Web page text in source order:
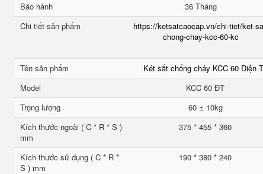
Bảo hành
36 Tháng
Chi tiết sản phẩm
https://ketsatcaocap.vn/chi-tiet/ket-
chong-chay-kcc-60-kc
Tên sản phẩm
Két sắt chống cháy KCC 60 Điện
Model
KCC 60 ĐT
Trọng lượng
60 ± 10kg
Kích thước ngoài ( C * R * S )
mm
375 * 455 * 360
Kích thước sử dụng ( C * R *
S ) mm
190 * 380 * 240